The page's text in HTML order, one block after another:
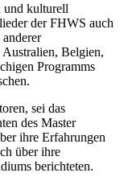
und kulturell
der FHWS auch
Belgien,
Programms
sei das
des Master
ihre Erfahrungen
über ihre
berichteten.